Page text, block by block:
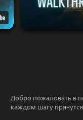
Добро пожаловать в
каждом шагу